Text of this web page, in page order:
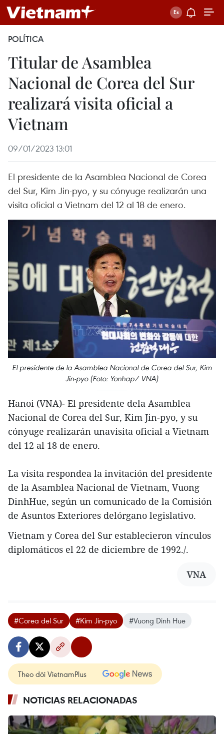
POLÍTICA
Titular de Asamblea
Nacional de Corea del Sur
realizará visita oficial a
Vietnam
09/01/2023 13:01
El presidente de la Asamblea Nacional de Corea
del Sur, Kim Jin-pyo, y su cónyuge realizarán una
visita oficial a Vietnam del 12 al 18 de enero.
El presidente de la Asamblea Nacional de Corea del Sur, Kim
Jin-pyo (Foto: Yonhap/ VNA)
Hanoi (VNA)- El presidente dela Asamblea
Nacional de Corea del Sur, Kim Jin-pyo, y su
cónyuge realizarán unavisita oficial a Vietnam
del 12 al 18 de enero.
La visita respondea la invitación del presidente
de la Asamblea Nacional de Vietnam, Vuong
DinhHue, según un comunicado de la Comisión
de Asuntos Exteriores delórgano legislativo.
Vietnam y Corea del Sur establecieron vínculos
diplomáticos el 22 de diciembre de 1992./.
VNA
#Corea del Sur #Kim Jin-pyo #Vuong Dinh Hue
Theo dõi VietnamPlus
NOTICIAS RELACIONADAS